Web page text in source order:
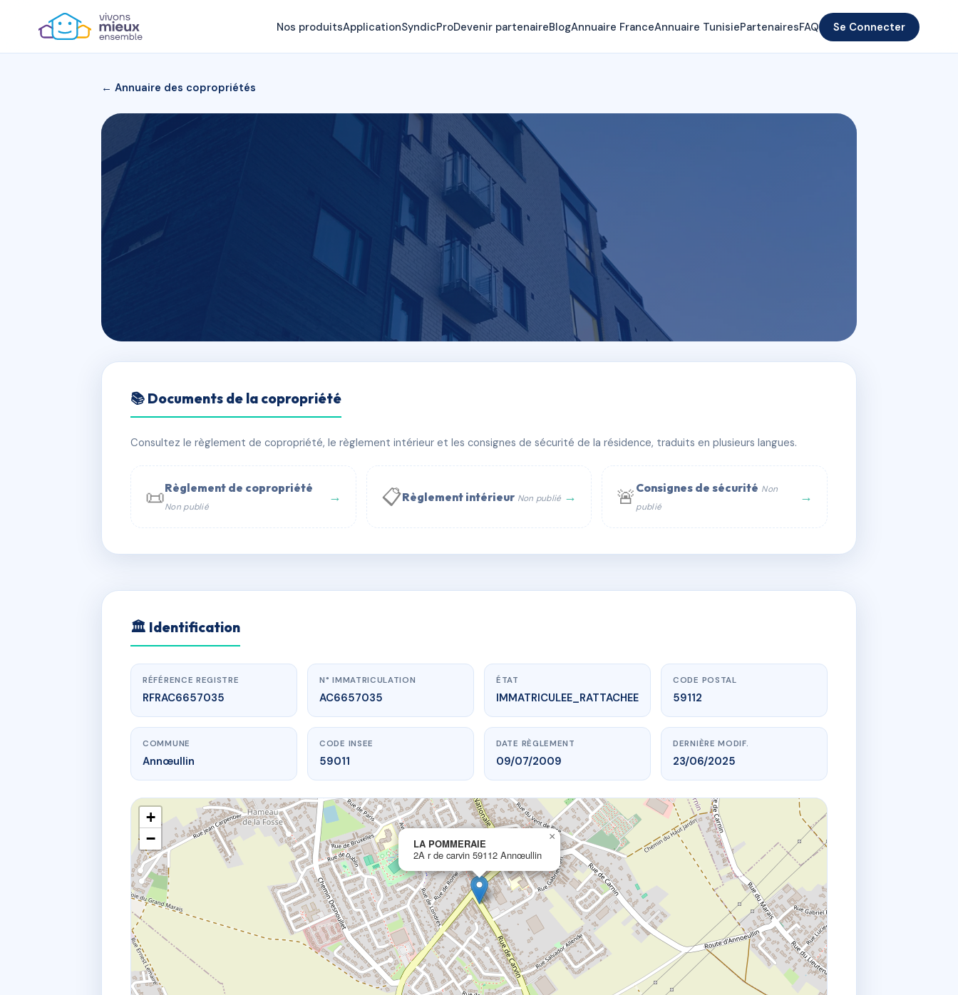
Nos produitsApplicationSyndicProDevenir partenaireBlogAnnuaire FranceAnnuaire TunisiePartenairesFAQ Se Connecter
← Annuaire des copropriétés
LA POMMERAIE
📍 2A r de carvin 59112 Annœullin
📞 Contacter Syndic Digital 💬 WhatsApp
📚 Documents de la copropriété
Consultez le règlement de copropriété, le règlement intérieur et les consignes de sécurité de la résidence, traduits en plusieurs langues.
📜Règlement de copropriété
Non publié
→ 📋Règlement intérieur Non publié → 🚨 Consignes de sécurité Non
publié
→
AC6657035 🇫🇷
www.vme.plus/AC6657035
LA POMMERAIE
2A r de carvin59112 Annœullin
🏛 Identification
RÉFÉRENCE REGISTRE
RFRAC6657035
N° IMMATRICULATION
AC6657035
ÉTAT
IMMATRICULEE_RATTACHEE
CODE POSTAL
59112
COMMUNE
Annœullin
CODE INSEE
59011
DATE RÈGLEMENT
09/07/2009
DERNIÈRE MODIF.
23/06/2025
LA POMMERAIE
2A r de carvin 59112 Annœullin
×
+
−